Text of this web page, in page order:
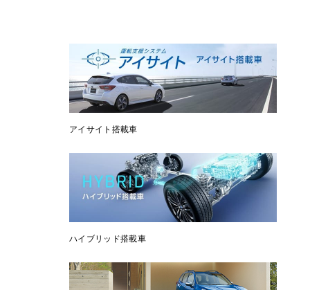
アイサイト搭載車
ハイブリッド搭載車